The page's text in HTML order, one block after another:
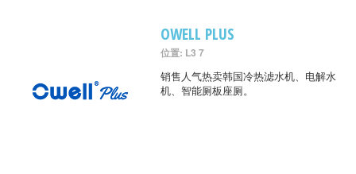
OWELL PLUS
位置: L3 7
销售人气热卖韩国冷热滤水机、电解水
机、智能厕板座厕。